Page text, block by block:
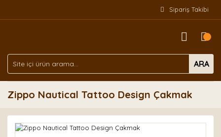
Sipariş Takibi
ARA
Zippo Nautical Tattoo Design Çakmak